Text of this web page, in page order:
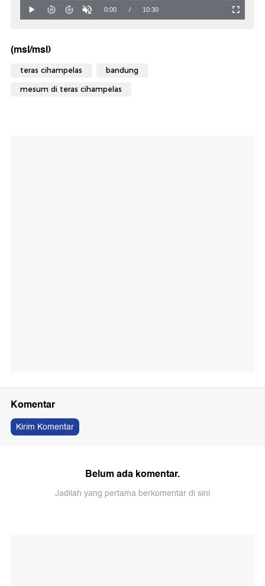
(msl/msl)
teras cihampelas bandung
mesum di teras cihampelas
Komentar
Kirim Komentar
Belum ada komentar.
Jadilah yang pertama berkomentar di sini